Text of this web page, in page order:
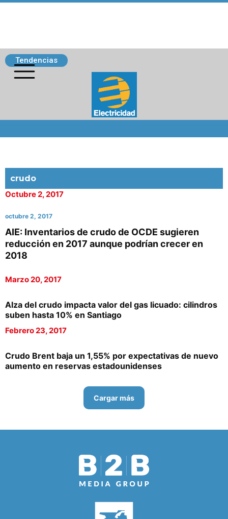
Tendencias
crudo
Octubre 2, 2017
octubre 2, 2017
AIE: Inventarios de crudo de OCDE sugieren
reducción en 2017 aunque podrían crecer en
2018
Marzo 20, 2017
Alza del crudo impacta valor del gas licuado: cilindros
suben hasta 10% en Santiago
Febrero 23, 2017
Crudo Brent baja un 1,55% por expectativas de nuevo
aumento en reservas estadounidenses
Cargar más